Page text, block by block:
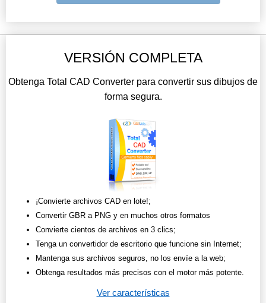
VERSIÓN COMPLETA
Obtenga Total CAD Converter para convertir sus dibujos de
forma segura.
¡Convierte archivos CAD en lote!;
Convertir GBR a PNG y en muchos otros formatos
Convierte cientos de archivos en 3 clics;
Tenga un convertidor de escritorio que funcione sin Internet;
Mantenga sus archivos seguros, no los envíe a la web;
Obtenga resultados más precisos con el motor más potente.
Ver características